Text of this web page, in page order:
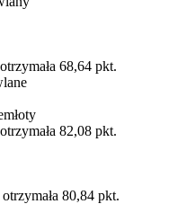
68,64 pkt.
82,08 pkt.
80,84 pkt.